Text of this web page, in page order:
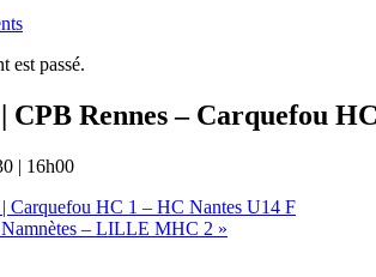
est passé.
CPB Rennes – Carquefou
| 16h00
Carquefou HC 1 – HC Nantes U14 F
– LILLE MHC 2 »